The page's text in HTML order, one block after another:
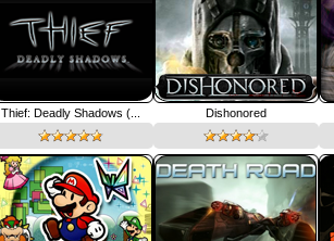
Thief: Deadly Shadows (... Dishonored